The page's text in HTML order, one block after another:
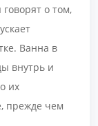
о том,
Ванна в
внутрь и
их
прежде чем